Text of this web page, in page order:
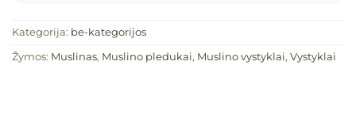
Kategorija: be-kategorijos
Žymos: Muslinas, Muslino pledukai, Muslino vystyklai, Vystyklai